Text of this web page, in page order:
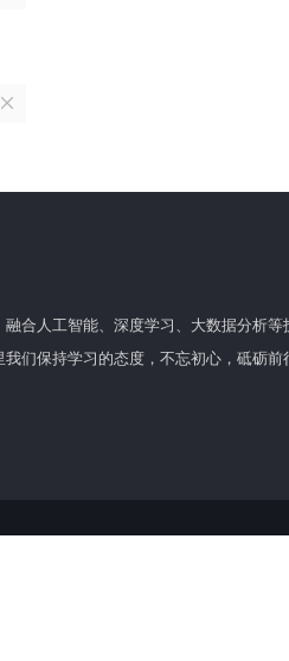
融合人工智能、深度学习、大数据分析
我们保持学习的态度，不忘初心，砥砺前